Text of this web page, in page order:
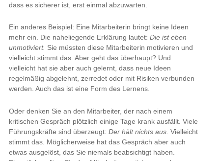
dass es sicherer ist, erst einmal abzuwarten.
Ein anderes Beispiel: Eine Mitarbeiterin bringt keine Ideen
mehr ein. Die naheliegende Erklärung lautet: Die ist eben
unmotiviert. Sie müssten diese Mitarbeiterin motivieren und
vielleicht stimmt das. Aber geht das überhaupt? Und
vielleicht hat sie aber auch gelernt, dass neue Ideen
regelmäßig abgelehnt, zerredet oder mit Risiken verbunden
werden. Auch das ist eine Form des Lernens.
Oder denken Sie an den Mitarbeiter, der nach einem
kritischen Gespräch plötzlich einige Tage krank ausfällt. Viele
Führungskräfte sind überzeugt: Der hält nichts aus. Vielleicht
stimmt das. Möglicherweise hat das Gespräch aber auch
etwas ausgelöst, das Sie niemals beabsichtigt haben.